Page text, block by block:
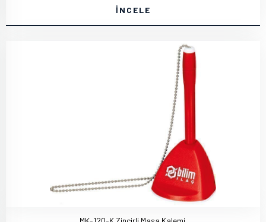
İNCELE